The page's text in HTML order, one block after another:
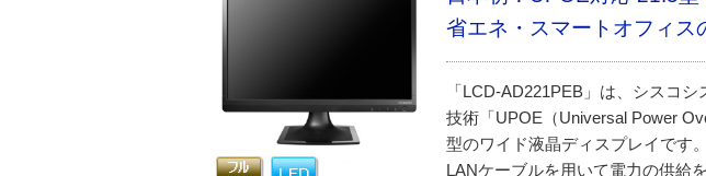
省エネ・スマートオフィス
「LCD-AD221PEB」は、シスコ
技術「UPOE（Universal Power
型のワイド液晶ディスプレイです。
LANケーブルを用いて電力の供給